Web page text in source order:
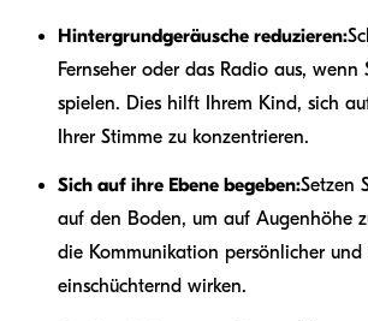
Hintergrundgeräusche reduzieren:
Fernseher oder das Radio aus, wenn
spielen. Dies hilft Ihrem Kind, sich
Ihrer Stimme zu konzentrieren.
Sich auf ihre Ebene begeben:Setzen
auf den Boden, um auf Augenhöhe
die Kommunikation persönlicher und
einschüchternd wirken.